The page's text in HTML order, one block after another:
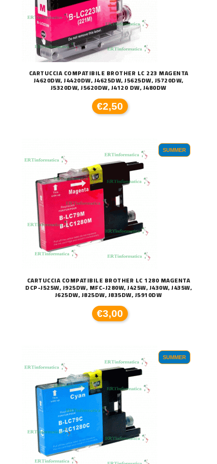
CARTUCCIA COMPATIBILE BROTHER LC 223 MAGENTA
J4620DW, J4420DW, J4625DW, J5625DW, J5720DW,
J5320DW, J5620DW, J4120 DW, J480DW
€2,50
SUMMER
CARTUCCIA COMPATIBILE BROTHER LC 1280 MAGENTA
DCP-J525W, J925DW, MFC-J280W, J425W, J430W, J435W,
J625DW, J825DW, J835DW, J5910DW
€3,00
SUMMER